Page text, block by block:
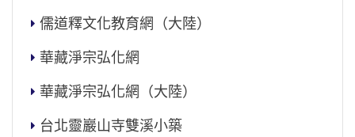
儒道釋文化教育網（大陸）
華藏淨宗弘化網
華藏淨宗弘化網（大陸）
台北靈巖山寺雙溪小築